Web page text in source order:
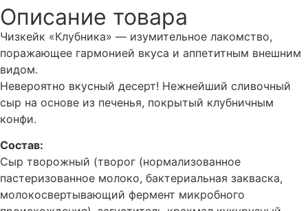
Описание товара
Чизкейк «Клубника» — изумительное лакомство,
поражающее гармонией вкуса и аппетитным внешним
видом.
Невероятно вкусный десерт! Нежнейший сливочный
сыр на основе из печенья, покрытый клубничным
конфи.
Состав:
Сыр творожный (творог (нормализованное
пастеризованное молоко, бактериальная закваска,
молокосвертывающий фермент микробного